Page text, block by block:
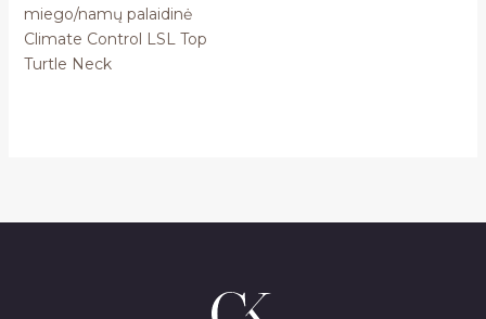
miego/namų palaidinė
Climate Control LSL Top
Turtle Neck